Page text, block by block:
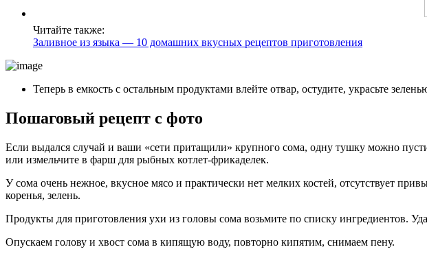
Читайте также:
Заливное из языка — 10 домашних вкусных рецептов приготовления
Теперь в емкость с остальным продуктами влейте отвар, остудите, украсьте
Пошаговый рецепт с фото
Если выдался случай и ваши «сети притащили» крупного сома, одну тушку можно
или измельчите в фарш для рыбных котлет-фрикаделек.
У сома очень нежное, вкусное мясо и практически нет мелких костей, отсутствует
коренья, зелень.
Продукты для приготовления ухи из головы сома возьмите по списку ингредиентов.
Опускаем голову и хвост сома в кипящую воду, повторно кипятим, снимаем пену.